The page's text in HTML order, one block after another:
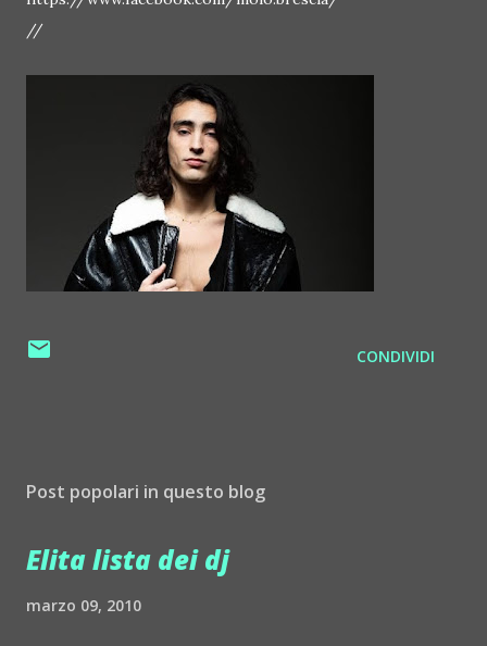
//
CONDIVIDI
Post popolari in questo blog
Elita lista dei dj
marzo 09, 2010